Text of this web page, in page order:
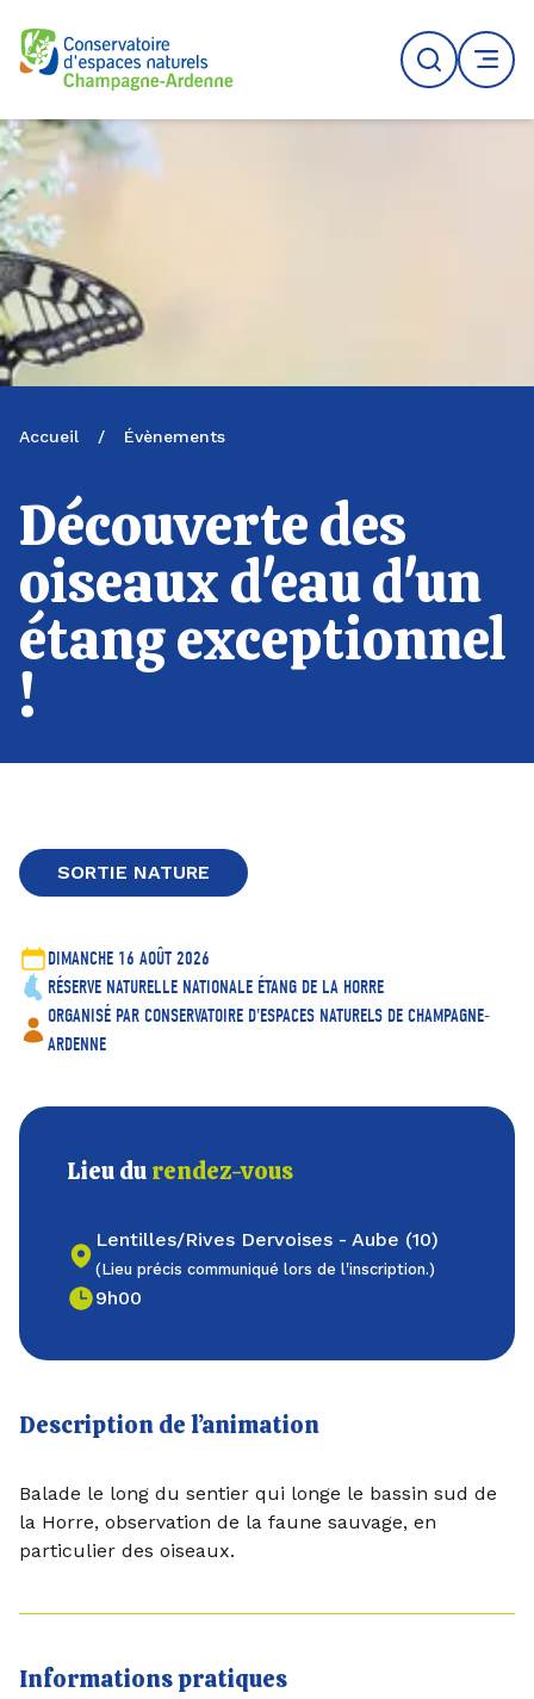
Logo du CENCA
Recherche
MENU
Accueil / Évènements
Découverte des
oiseaux d'eau d'un
étang exceptionnel
!
SORTIE NATURE
DIMANCHE 16 AOÛT 2026
RÉSERVE NATURELLE NATIONALE ÉTANG DE LA HORRE
ORGANISÉ PAR CONSERVATOIRE D'ESPACES NATURELS DE CHAMPAGNE-
ARDENNE
Lieu durendez-vous
Lentilles/Rives Dervoises - Aube (10)
(Lieu précis communiqué lors de l'inscription.)
9h00
Description de l’animation
Balade le long du sentier qui longe le bassin sud de
la Horre, observation de la faune sauvage, en
particulier des oiseaux.
Informations pratiques